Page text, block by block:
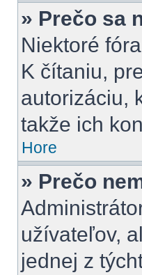
» Prečo sa
Niektoré
K čítaniu,
autorizáciu,
takže ich
Hore
» Prečo
užívateľov,
jednej z